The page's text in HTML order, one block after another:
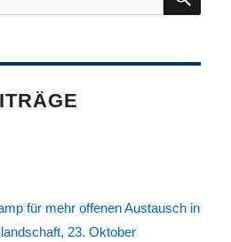
für mehr offenen Austausch in
23. Oktober